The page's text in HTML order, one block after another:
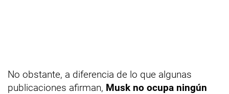
No obstante, a diferencia de lo que algunas
publicaciones afirman, Musk no ocupa ningún